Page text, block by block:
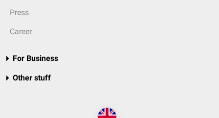
Press
Career
For Business
Other stuff